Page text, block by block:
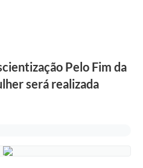
Pelo Fim da
será realizada